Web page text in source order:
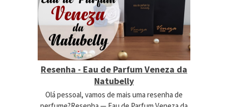
Resenha - Eau de Parfum Veneza da
Natubelly
Olá pessoal, vamos de mais uma resenha de